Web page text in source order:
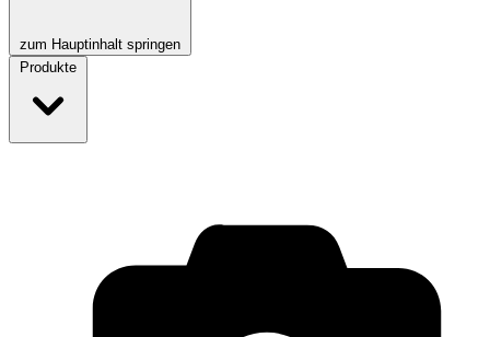
zum Hauptinhalt springen
Produkte